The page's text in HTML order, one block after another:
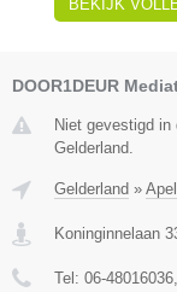
BEKIJK
DOOR1DEUR
Niet gevestigd
Gelderland.
Gelderland »
Koninginnelaan
Tel: 06-48016036